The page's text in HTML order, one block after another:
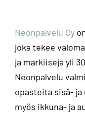
Neonpalvelu Oy
joka tekee
ja markiiseja yli
Neonpalvelu
opasteita sisä-
myös ikkuna- ja